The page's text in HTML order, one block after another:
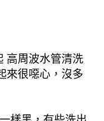
高周波水管清洗
來很噁心，沒多